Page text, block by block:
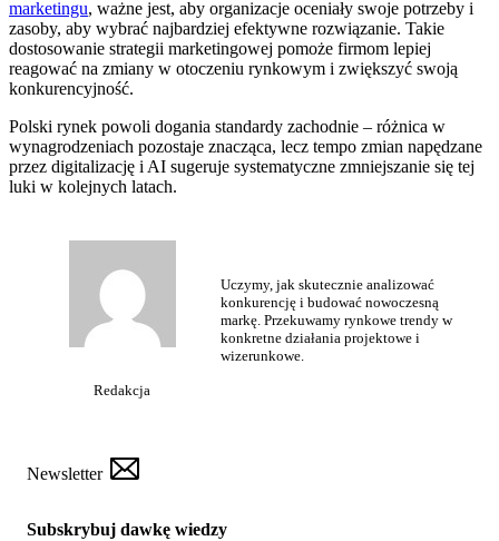
marketingu, ważne jest, aby organizacje oceniały swoje potrzeby i
zasoby, aby wybrać najbardziej efektywne rozwiązanie. Takie
dostosowanie strategii marketingowej pomoże firmom lepiej
reagować na zmiany w otoczeniu rynkowym i zwiększyć swoją
konkurencyjność.
Polski rynek powoli dogania standardy zachodnie – różnica w
wynagrodzeniach pozostaje znacząca, lecz tempo zmian napędzane
przez digitalizację i AI sugeruje systematyczne zmniejszanie się tej
luki w kolejnych latach.
Redakcja
Uczymy, jak skutecznie analizować
konkurencję i budować nowoczesną
markę. Przekuwamy rynkowe trendy w
konkretne działania projektowe i
wizerunkowe.
Newsletter
Subskrybuj dawkę wiedzy